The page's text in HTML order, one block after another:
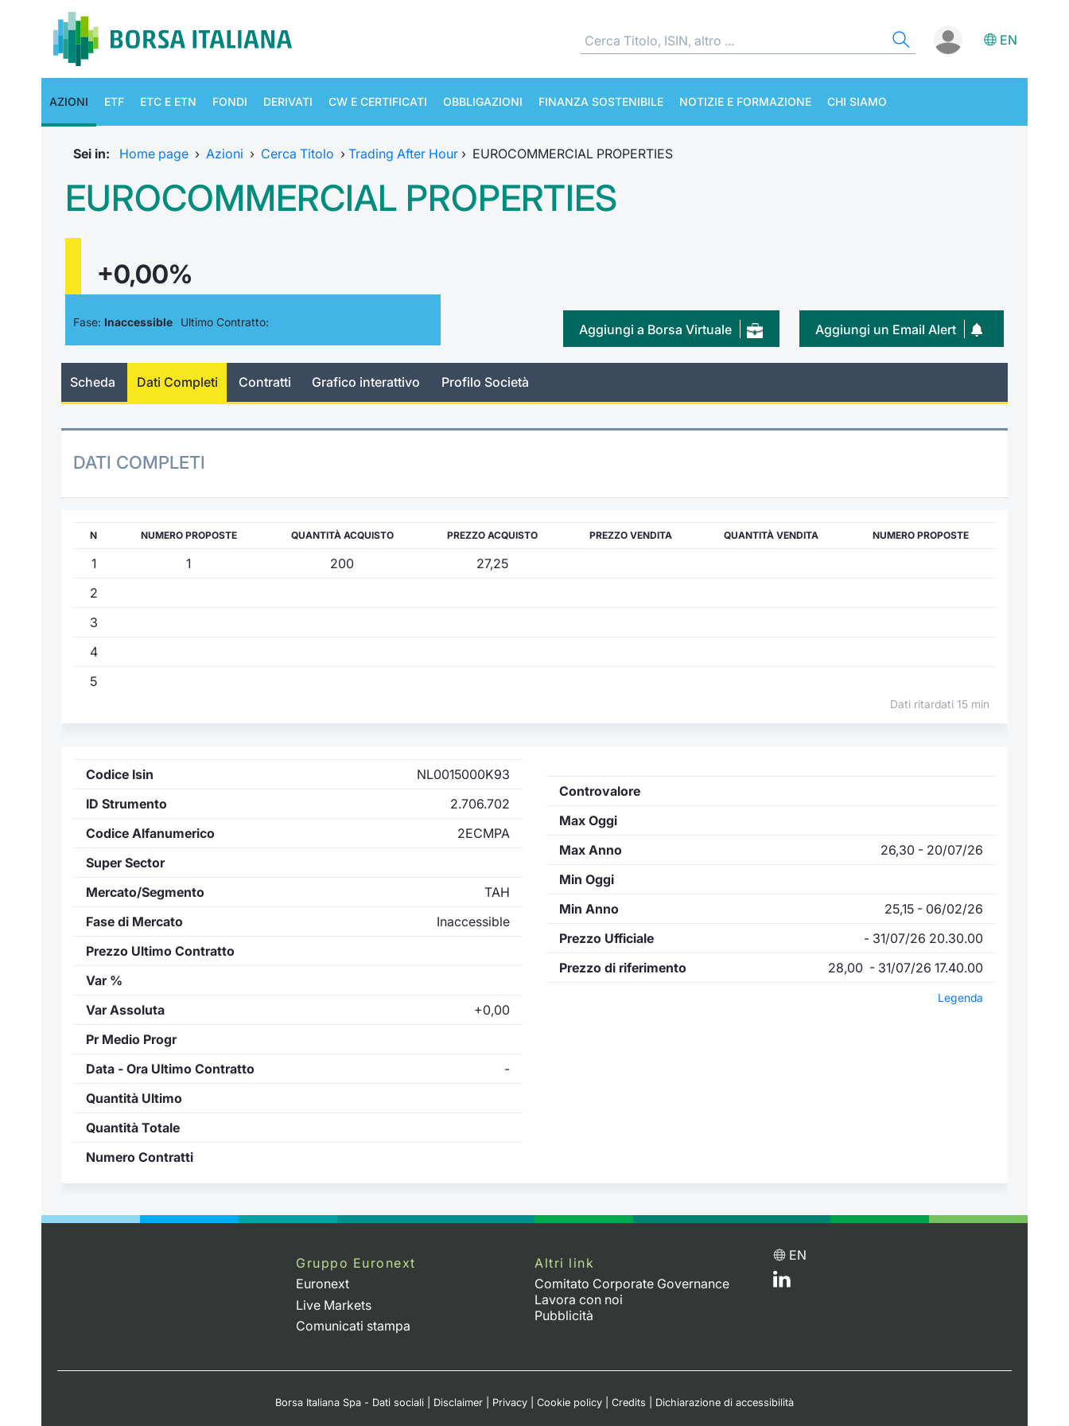
EN
AZIONI ETF ETC E ETN FONDI DERIVATI CW E CERTIFICATI OBBLIGAZIONI FINANZA SOSTENIBILE NOTIZIE E FORMAZIONE CHI SIAMO
Sei in: Home page › Azioni › Cerca Titolo › Trading After Hour › EUROCOMMERCIAL PROPERTIES
EUROCOMMERCIAL PROPERTIES
+0,00%
Fase: Inaccessible Ultimo Contratto: Aggiungi un Email Alert
Aggiungi a Borsa Virtuale
Scheda Dati Completi Contratti Grafico interattivo Profilo Società
DATI COMPLETI
N NUMERO PROPOSTE QUANTITÀ ACQUISTO PREZZO ACQUISTO PREZZO VENDITA QUANTITÀ VENDITA NUMERO PROPOSTE
1 1 200
27,25
2
3
4
5
Dati ritardati 15 min
Codice Isin
NL0015000K93
ID Strumento
2.706.702
Codice Alfanumerico
2ECMPA
Super Sector
Mercato/Segmento
TAH
Fase di Mercato
Inaccessible
Prezzo Ultimo Contratto
Var %
Var Assoluta
+0,00
Pr Medio Progr
Data - Ora Ultimo Contratto
-
Quantità Ultimo
Quantità Totale
Numero Contratti
Controvalore
Max Oggi
Max Anno
26,30 - 20/07/26
Min Oggi
Min Anno
25,15 - 06/02/26
Prezzo Ufficiale
- 31/07/26 20.30.00
Prezzo di riferimento
28,00 - 31/07/26 17.40.00
Legenda
Gruppo Euronext
Euronext
Live Markets
Comunicati stampa
Altri link
Comitato Corporate Governance
Lavora con noi
Pubblicità
EN
Borsa Italiana Spa - Dati sociali Disclaimer Privacy Cookie policy Credits Dichiarazione di accessibilità